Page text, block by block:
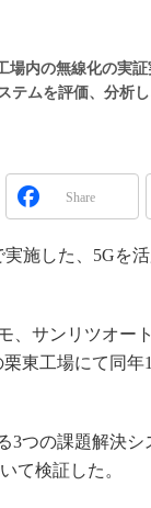
FRONTIER
づくりワールド
WORLD
組み込み画像技術
組み込みモデリング
ISO26262
3Dプリンタ
S＆OP
インダストリー4.0
製造業ビッグデータ
メイドインジャパン
場内の無線化の実
テムを評価、分析
Share
施した、5Gを
、サンリツオー
東工場にて同年
つの課題解決シ
て検証した。